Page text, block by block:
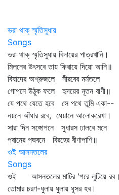
ভরা থাক্ স্মৃতিসুধায়
Songs
ভরা থাক্‌ স্মৃতিসুধায় বিদায়ের পাত্রখানি।
মিলনের উৎসবে তায় ফিরায়ে দিয়ো আনি॥
বিষাদের অশ্রুজলে নীরবের মর্মতলে
গোপনে উঠুক ফলে হৃদয়ের নূতন বাণী॥
যে পথে যেতে হবে সে পথে তুমি একা--
নয়নে আঁধার রবে, ধেয়ানে আলোকরেখা।
সারা দিন সঙ্গোপনে সুধারস ঢালবে মনে
পরানের পদ্মবনে বিরহের বীণাপাণি॥
ওই আসনতলের
Songs
ওই আসনতলের মাটির 'পরে লুটিয়ে রব।
তোমার চরণ-ধুলায় ধুলায় ধূসর হব।